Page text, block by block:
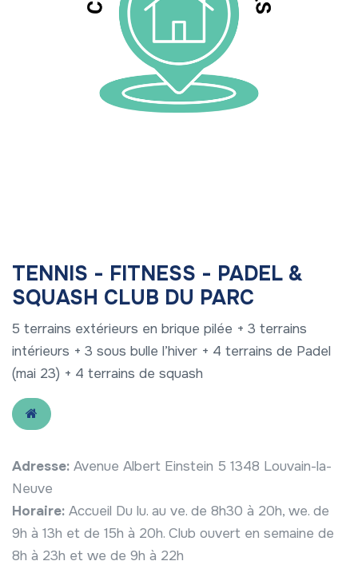
TENNIS - FITNESS - PADEL &
SQUASH CLUB DU PARC
5 terrains extérieurs en brique pilée + 3 terrains
intérieurs + 3 sous bulle l’hiver + 4 terrains de Padel
(mai 23) + 4 terrains de squash
Adresse: Avenue Albert Einstein 5 1348 Louvain-la-
Neuve
Horaire: Accueil Du lu. au ve. de 8h30 à 20h, we. de
9h à 13h et de 15h à 20h. Club ouvert en semaine de
8h à 23h et we de 9h à 22h